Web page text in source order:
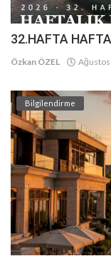
32.HAFTA
Özkan ÖZEL
Bilgilendirme